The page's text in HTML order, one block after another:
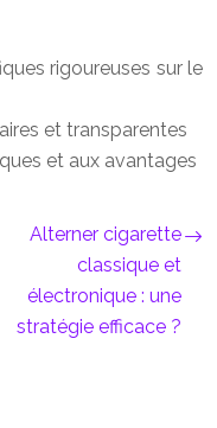
rigoureuses sur le
et transparentes
et aux avantages
Alterner cigarette
classique et
électronique : une
stratégie efficace ?